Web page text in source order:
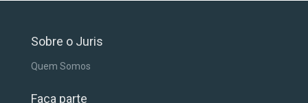
Sobre o Juris
Quem Somos
Faça parte